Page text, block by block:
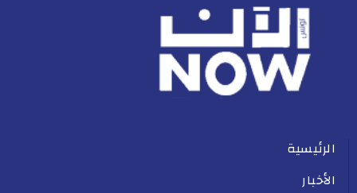
الرئيسية
الأخبار